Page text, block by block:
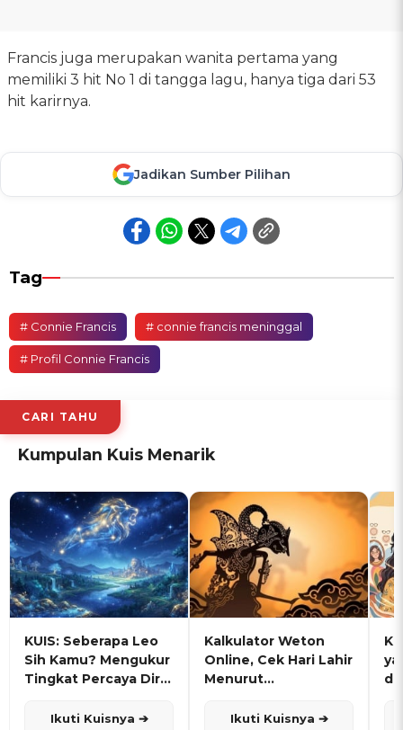
Francis juga merupakan wanita pertama yang
memiliki 3 hit No 1 di tangga lagu, hanya tiga dari 53
hit karirnya.
Jadikan Sumber Pilihan
Tag
# Connie Francis # connie francis meninggal
# Profil Connie Francis
CARI TAHU
Kumpulan Kuis Menarik
KUIS: Seberapa Leo
Sih Kamu? Mengukur
Tingkat Percaya Diri
Ikuti Kuisnya ➔
Kalkulator Weton
Online, Cek Hari Lahir
Menurut
Ikuti Kuisnya ➔